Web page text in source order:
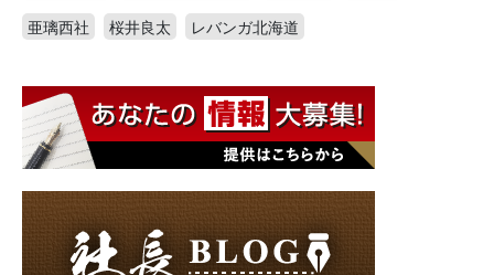
亜璃西社
桜井良太 レバンガ北海道